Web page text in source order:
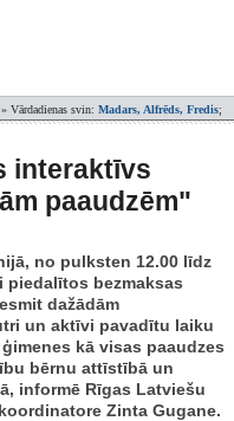
» Vārdadienas svin: Madars, Alfrēds, Fredis;
interaktīvs
paaudzēm"
no pulksten 12.00 līdz
piedalītos bezmaksas
dažādām
un aktīvi pavadītu laiku
kā visas paaudzes
bērnu attīstībā un
informē Rīgas Latviešu
Zinta Gugane.